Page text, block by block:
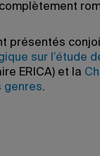
présentés
sur l’étude
ERICA) et la
genres.